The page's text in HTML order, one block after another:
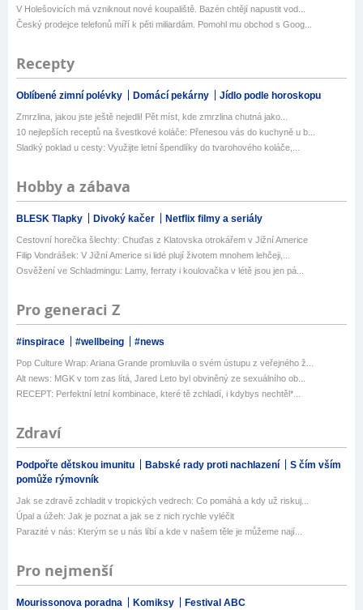
V Holešovicích má vzniknout nové koupaliště. Bazén chtějí napustit vod...
Český prodejce telefonů míří k pěti miliardám. Pomohl mu obchod s Goog...
Recepty
Oblíbené zimní polévky Domácí pekárny Jídlo podle horoskopu
Zmrzlina, jakou jste ještě nejedli! Pět míst, kde zmrzlina chutná jako...
10 nejlepších receptů na švestkové koláče: Přenesou vás do kuchyně u b...
Sladký poklad u cesty: Využijte letní špendlíky do tvarohového koláče,...
Hobby a zábava
BLESK Tlapky Divoký kačer Netflix filmy a seriály
Cestovní horečka šlechty: Chuďas z Klatovska otrokářem v Jižní Americe
Filip Vondrášek: V Jižní Americe si lidé plují životem mnohem lehčeji,...
Osvěžení ve Schladmingu: Lamy, ferraty i koulovačka v létě jsou jen pá...
Pro generaci Z
#inspirace #wellbeing #news
Pop Culture Wrap: Ariana Grande promluvila o svém ústupu z veřejného ž...
Alt news: MGK v tom zas lítá, Jared Leto byl obviněný ze sexuálního ob...
RECEPT: Perfektní letní kombinace, které tě zchladí, i kdybys nechtěl*...
Zdraví
Podpořte dětskou imunitu Babské rady proti nachlazení
S čím vším
pomůže rýmovník
Jak se zdravě zchladit v tropických vedrech: Co pomáhá a kdy už riskuj...
Úpal a úžeh: Jak je poznat a jak se z nich rychle vyléčit
Parazité v nás: Kterým se u nás líbí a kde v našem těle je můžeme nají...
Pro nejmenší
Mourissonova poradna Komiksy Festival ABC